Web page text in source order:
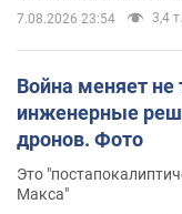
7.08.2026 23:54 3,4 т.
Война меняет не
инженерные
дронов. Фото
Это
Макса"